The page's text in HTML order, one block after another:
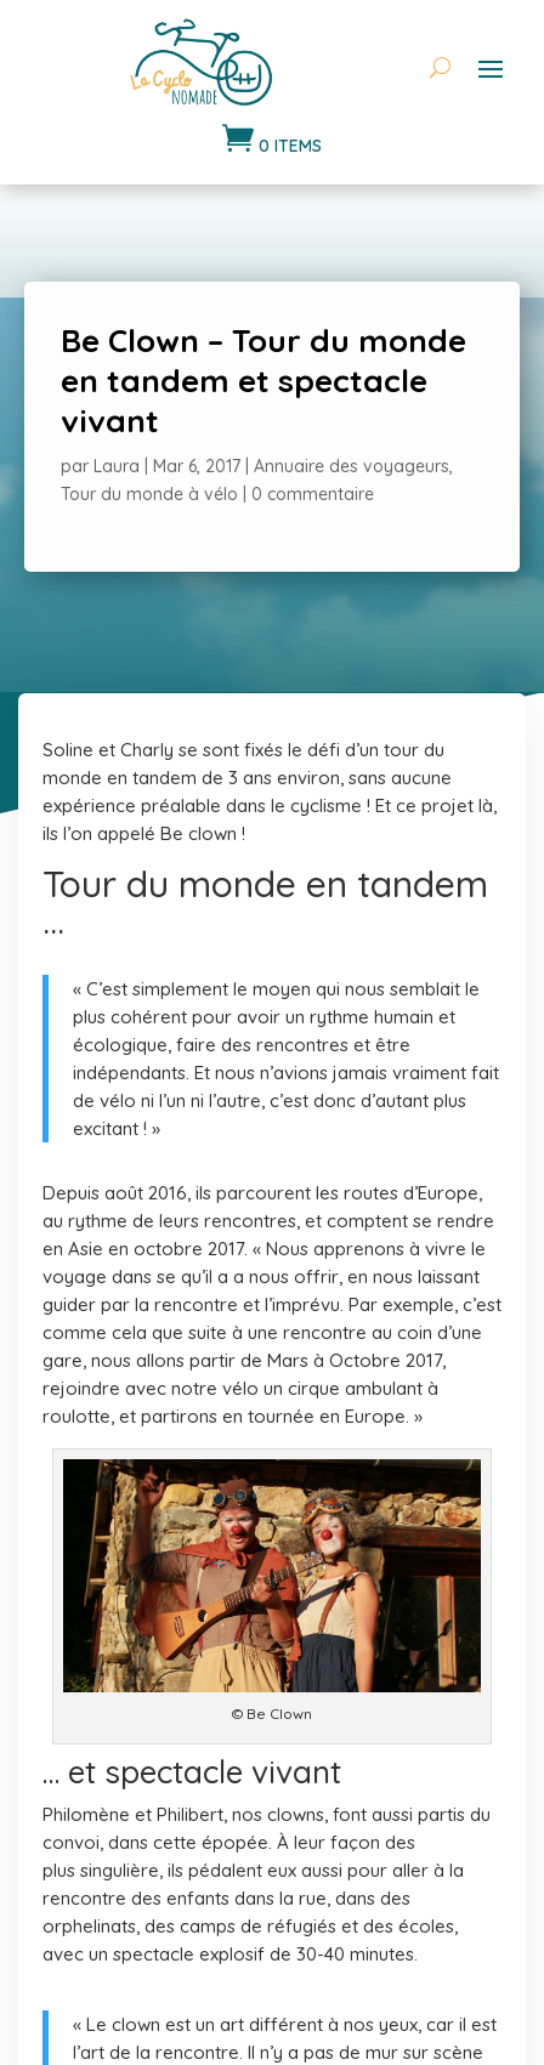
 0 ITEMS
Be Clown – Tour du monde
en tandem et spectacle
vivant
par Laura Mar 6, 2017 Annuaire des voyageurs,
Tour du monde à vélo
0 commentaire
Soline et Charly se sont fixés le défi d’un tour du
monde en tandem de 3 ans environ, sans aucune
expérience préalable dans le cyclisme ! Et ce projet là,
ils l’on appelé Be clown !
Tour du monde en tandem
…
« C’est simplement le moyen qui nous semblait le
plus cohérent pour avoir un rythme humain et
écologique, faire des rencontres et être
indépendants. Et nous n’avions jamais vraiment fait
de vélo ni l’un ni l’autre, c’est donc d’autant plus
excitant ! »
Depuis août 2016, ils parcourent les routes d’Europe,
au rythme de leurs rencontres, et comptent se rendre
en Asie en octobre 2017. « Nous apprenons à vivre le
voyage dans se qu’il a a nous offrir, en nous laissant
guider par la rencontre et l’imprévu. Par exemple, c’est
comme cela que suite à une rencontre au coin d’une
gare, nous allons partir de Mars à Octobre 2017,
rejoindre avec notre vélo un cirque ambulant à
roulotte, et partirons en tournée en Europe. »
© Be Clown
… et spectacle vivant
Philomène et Philibert, nos clowns, font aussi partis du
convoi, dans cette épopée. À leur façon des
plus singulière, ils pédalent eux aussi pour aller à la
rencontre des enfants dans la rue, dans des
orphelinats, des camps de réfugiés et des écoles,
avec un spectacle explosif de 30-40 minutes.
« Le clown est un art différent à nos yeux, car il est
l’art de la rencontre. Il n’y a pas de mur sur scène